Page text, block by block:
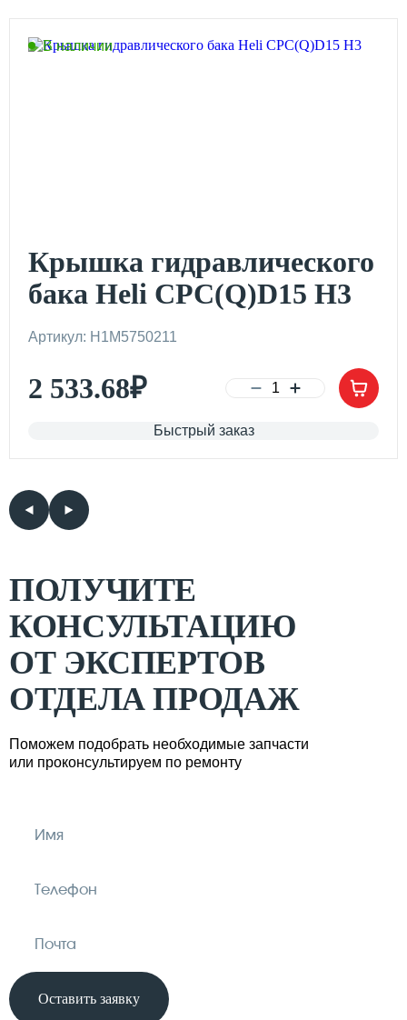
В наличии
Крышка гидравлического
бака Heli CPC(Q)D15 H3
Артикул: H1M5750211
2 533.68₽
Быстрый заказ
ПОЛУЧИТЕ
КОНСУЛЬТАЦИЮ
ОТ ЭКСПЕРТОВ
ОТДЕЛА ПРОДАЖ
Поможем подобрать необходимые запчасти
или проконсультируем по ремонту
Оставить заявку